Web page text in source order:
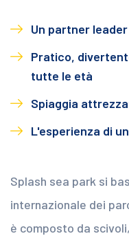
Un partner
Pratico,
tutte le età
Spiaggia
L'esperienza di
Splash sea park si
internazionale dei
è composto da